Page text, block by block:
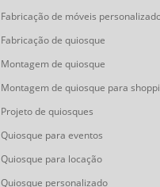
Fabricação de móveis
Fabricação de quiosque
Montagem de quiosque
Montagem de quiosque para
Projeto de quiosques
Quiosque para eventos
Quiosque para locação
Quiosque personalizado